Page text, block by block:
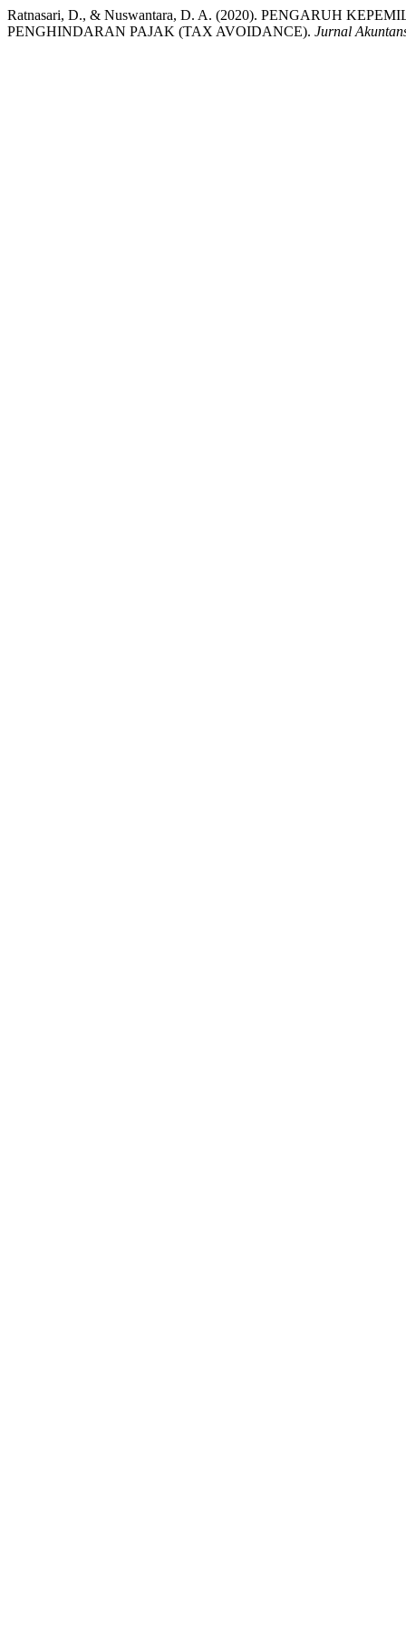
Ratnasari, D., & Nuswantara, D. A. (2020). PENGARUH
PENGHINDARAN PAJAK (TAX AVOIDANCE). Jurnal